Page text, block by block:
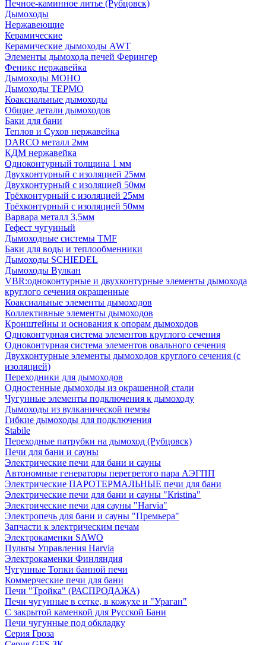
Печное-каминное литье (Рубцовск)
Дымоходы
Нержавеющие
Керамические
Керамические дымоходы AWT
Элементы дымохода печей Ферингер
Феникс нержавейка
Дымоходы МОНО
Дымоходы ТЕРМО
Коаксиальные дымоходы
Общие детали дымоходов
Баки для бани
Теплов и Сухов нержавейка
DARCO металл 2мм
КДМ нержавейка
Одноконтурный толщина 1 мм
Двухконтурный с изоляцией 25мм
Двухконтурный с изоляцией 50мм
Трёхконтурный с изоляцией 25мм
Трёхконтурный с изоляцией 50мм
Варвара металл 3,5мм
Гефест чугунный
Дымоходные системы TMF
Баки для воды и теплообменники
Дымоходы SCHIEDEL
Дымоходы Вулкан
VBR:одноконтурные и двухконтурные элементы дымохода
круглого сечения окрашенные
Коаксиальные элементы дымоходов
Коллективные элементы дымоходов
Кронштейны и основания к опорам дымоходов
Одноконтурная система элементов круглого сечения
Одноконтурная система элементов овального сечения
Двухконтурные элементы дымоходов круглого сечения (с
изоляцией)
Переходники для дымоходов
Одностенные дымоходы из окрашенной стали
Чугунные элементы подключения к дымоходу
Дымоходы из вулканической пемзы
Гибкие дымоходы для подключения
Stabile
Переходные патрубки на дымоход (Рубцовск)
Печи для бани и сауны
Электрические печи для бани и сауны
Автономные генераторы перегретого пара АЭГПП
Электрические ПАРОТЕРМАЛЬНЫЕ печи для бани
Электрические печи для бани и сауны "Кristina"
Электрические печи для сауны "Harvia"
Электропечь для бани и сауны "Премьера"
Запчасти к электрическим печам
Электрокаменки SAWO
Пульты Управления Harvia
Электрокаменки Финляндия
Чугунные Топки банной печи
Коммерческие печи для бани
Печи "Тройка" (РАСПРОДАЖА)
Печи чугунные в сетке, в кожухе и "Ураган"
С закрытой каменкой для Русской Бани
Печи чугунные под обкладку
Серия Гроза